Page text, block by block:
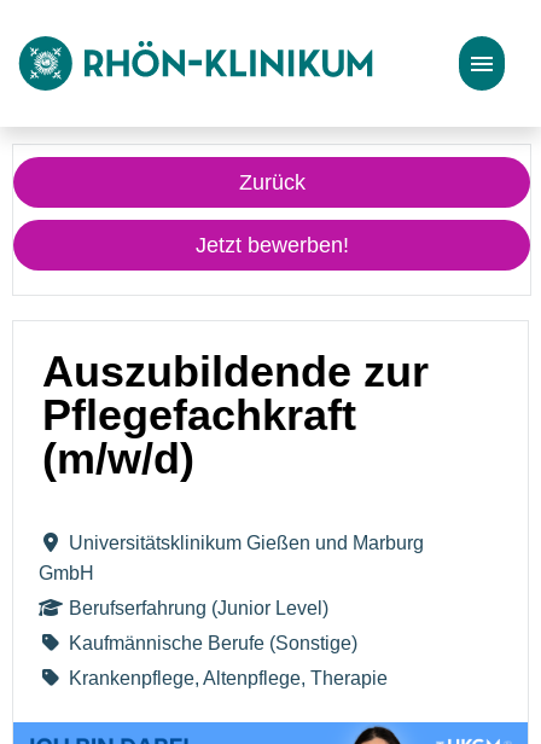
Stellenangebote
Bewerbungstipps
Zurück
Jetzt bewerben!
Auszubildende zur
Pflegefachkraft
(m/w/d)
Universitätsklinikum Gießen und Marburg
GmbH
Berufserfahrung (Junior Level)
Kaufmännische Berufe (Sonstige)
Krankenpflege, Altenpflege, Therapie